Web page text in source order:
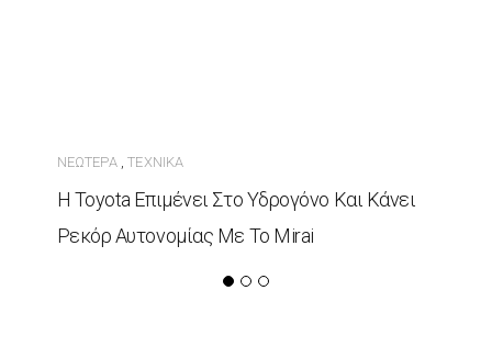
ΝΕΏΤΕΡΑ,ΤΕΧΝΙΚΆ
Η Toyota Επιμένει Στο Υδρογόνο Και Κάνει
Ρεκόρ Αυτονομίας Με Το Mirai